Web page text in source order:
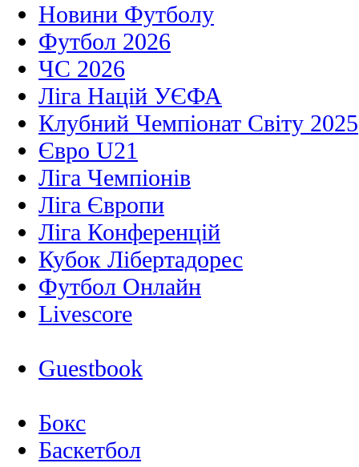
Новини Футболу
Футбол 2026
ЧС 2026
Ліга Націй УЄФА
Клубний Чемпіонат Світу 2025
Євро U21
Ліга Чемпіонів
Ліга Європи
Ліга Конференцій
Кубок Лібертадорес
Футбол Онлайн
Livescore
Guestbook
Бокс
Баскетбол